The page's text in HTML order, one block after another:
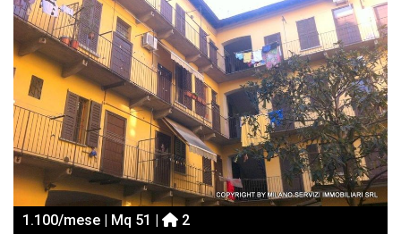
1.100/mese | Mq 51 | 2